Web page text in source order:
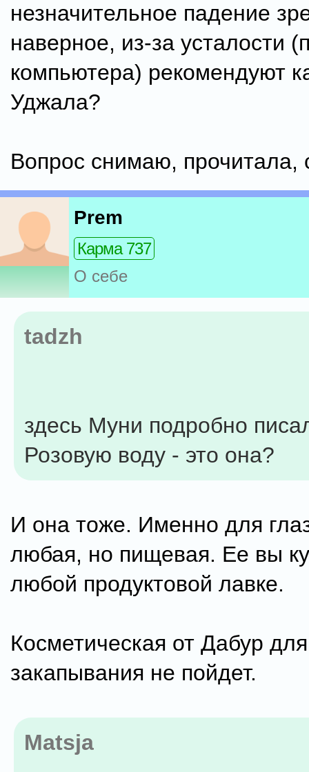
незначительное падение
наверное, из-за усталости
компьютера) рекомендуют
Уджала?
Вопрос снимаю, прочитала,
Prem
Карма 737
О себе
tadzh
здесь Муни подробно
Розовую воду - это она?
И она тоже. Именно для
любая, но пищевая. Ее вы
любой продуктовой лавке.
Косметическая от Дабур для
закапывания не пойдет.
Matsja